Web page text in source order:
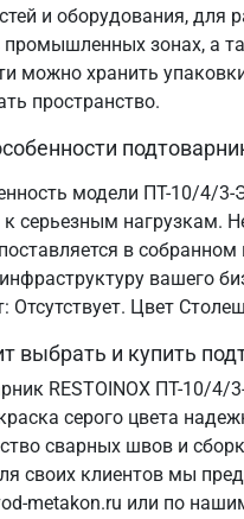
и оборудования, для
промышленных зонах, а
можно хранить
пространство.
модели ПТ-10/4/
к серьезным нагрузкам.
в
вашего
Отсутствует. Цвет
выбрать и купить
RESTOINOX ПТ-10/
серого цвета
сварных швов и
своих клиентов мы
metakon.ru или по